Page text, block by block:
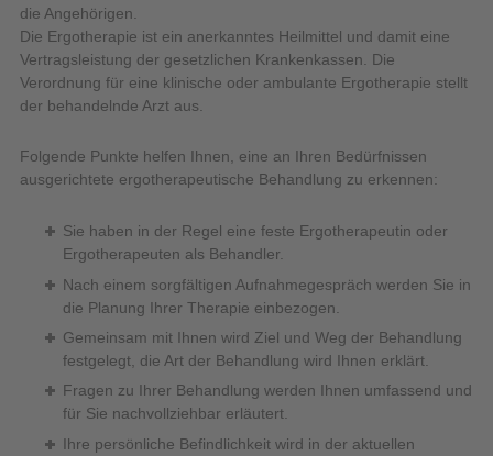
die Angehörigen.
Die Ergotherapie ist ein anerkanntes Heilmittel und damit eine
Vertragsleistung der gesetzlichen Krankenkassen. Die
Verordnung für eine klinische oder ambulante Ergotherapie stellt
der behandelnde Arzt aus.
Folgende Punkte helfen Ihnen, eine an Ihren Bedürfnissen
ausgerichtete ergotherapeutische Behandlung zu erkennen:
Sie haben in der Regel eine feste Ergotherapeutin oder
Ergotherapeuten als Behandler.
Nach einem sorgfältigen Aufnahmegespräch werden Sie in
die Planung Ihrer Therapie einbezogen.
Gemeinsam mit Ihnen wird Ziel und Weg der Behandlung
festgelegt, die Art der Behandlung wird Ihnen erklärt.
Fragen zu Ihrer Behandlung werden Ihnen umfassend und
für Sie nachvollziehbar erläutert.
Ihre persönliche Befindlichkeit wird in der aktuellen